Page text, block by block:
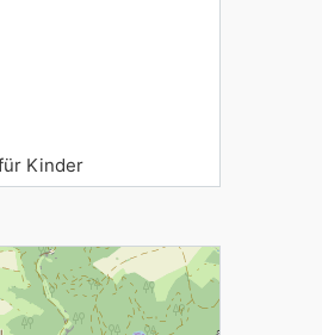
Kinder